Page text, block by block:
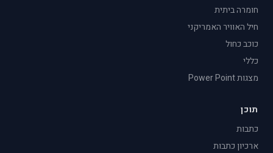
חומרה ביתית
חיל האוויר האמריקני
כוכב כחול
כללי
מצגות Power Point
תוכן
כתבות
ארכיון כתבות